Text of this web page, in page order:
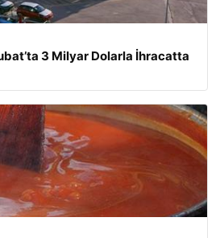
3 Milyar Dolarla İhracatta